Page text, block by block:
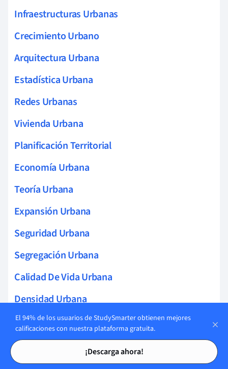
Tarjetas de estudio
Tarjetas de estudio
Infraestructuras Urbanas
Crecimiento Urbano
Arquitectura Urbana
Estadística Urbana
Redes Urbanas
Vivienda Urbana
Planificación Territorial
Economía Urbana
Teoría Urbana
Expansión Urbana
Seguridad Urbana
Segregación Urbana
Calidad De Vida Urbana
Densidad Urbana
Cultura Urbana
Tecnología Urbana
Espacios Verdes Urbanos
El 94% de los usuarios de StudySmarter obtienen mejores
calificaciones con nuestra plataforma gratuita.
¡Descarga ahora!